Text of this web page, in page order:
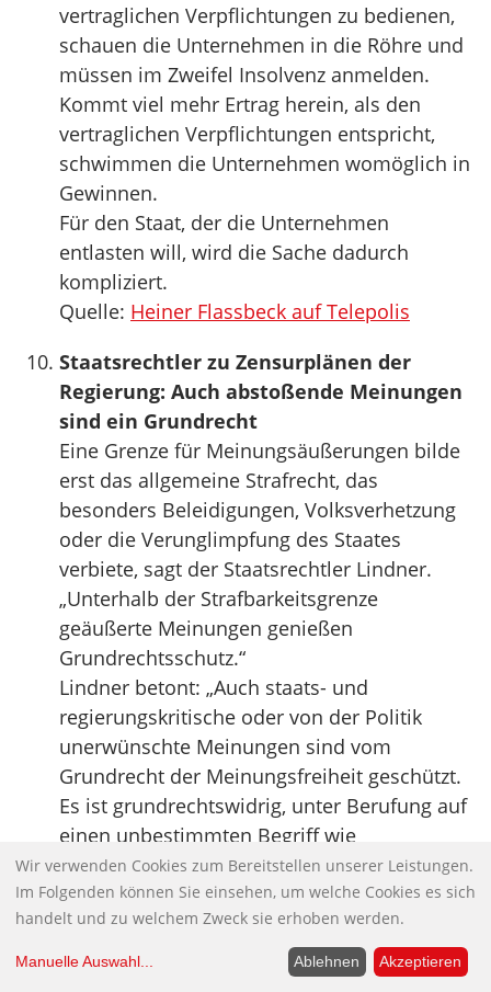
vertraglichen Verpflichtungen zu bedienen,
schauen die Unternehmen in die Röhre und
müssen im Zweifel Insolvenz anmelden.
Kommt viel mehr Ertrag herein, als den
vertraglichen Verpflichtungen entspricht,
schwimmen die Unternehmen womöglich in
Gewinnen.
Für den Staat, der die Unternehmen
entlasten will, wird die Sache dadurch
kompliziert.
Quelle: Heiner Flassbeck auf Telepolis
Staatsrechtler zu Zensurplänen der
Regierung: Auch abstoßende Meinungen
sind ein Grundrecht
Eine Grenze für Meinungsäußerungen bilde
erst das allgemeine Strafrecht, das
besonders Beleidigungen, Volksverhetzung
oder die Verunglimpfung des Staates
verbiete, sagt der Staatsrechtler Lindner.
„Unterhalb der Strafbarkeitsgrenze
geäußerte Meinungen genießen
Grundrechtsschutz.“
Lindner betont: „Auch staats- und
regierungskritische oder von der Politik
unerwünschte Meinungen sind vom
Grundrecht der Meinungsfreiheit geschützt.
Es ist grundrechtswidrig, unter Berufung auf
einen unbestimmten Begriff wie
‚Staatswohlgefährdung‘ bestimmte
Meinungen einfach zu untersagen.“
Quelle: Berliner Zeitung
Wir verwenden Cookies zum Bereitstellen unserer Leistungen.
Im Folgenden können Sie einsehen, um welche Cookies es sich
handelt und zu welchem Zweck sie erhoben werden.
Manuelle Auswahl... Ablehnen Akzeptieren